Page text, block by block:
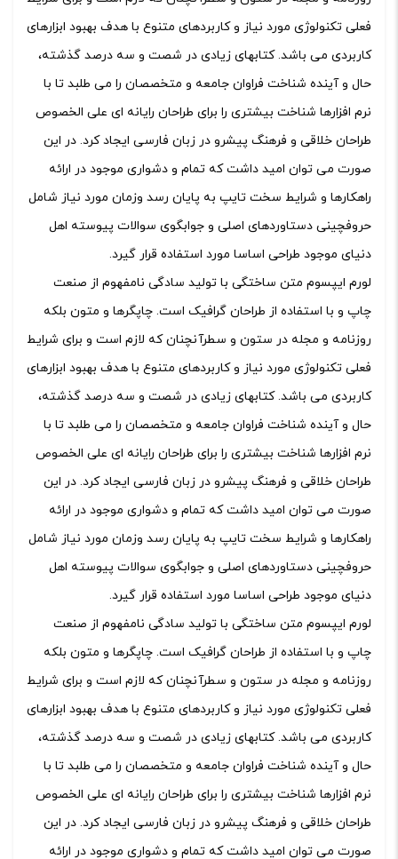
فعلی تکنولوژی مورد نیاز و کاربردهای متنوع با هدف بهبود ابزارهای
کاربردی می باشد. کتابهای زیادی در شصت و سه درصد گذشته،
حال و آینده شناخت فراوان جامعه و متخصصان را می طلبد تا با
نرم افزارها شناخت بیشتری را برای طراحان رایانه ای علی الخصوص
طراحان خلاقی و فرهنگ پیشرو در زبان فارسی ایجاد کرد. در این
صورت می توان امید داشت که تمام و دشواری موجود در ارائه
راهکارها و شرایط سخت تایپ به پایان رسد وزمان مورد نیاز شامل
حروفچینی دستاوردهای اصلی و جوابگوی سوالات پیوسته اهل
دنیای موجود طراحی اساسا مورد استفاده قرار گیرد.
لورم ایپسوم متن ساختگی با تولید سادگی نامفهوم از صنعت
چاپ و با استفاده از طراحان گرافیک است. چاپگرها و متون بلکه
روزنامه و مجله در ستون و سطرآنچنان که لازم است و برای شرایط
فعلی تکنولوژی مورد نیاز و کاربردهای متنوع با هدف بهبود ابزارهای
کاربردی می باشد. کتابهای زیادی در شصت و سه درصد گذشته،
حال و آینده شناخت فراوان جامعه و متخصصان را می طلبد تا با
نرم افزارها شناخت بیشتری را برای طراحان رایانه ای علی الخصوص
طراحان خلاقی و فرهنگ پیشرو در زبان فارسی ایجاد کرد. در این
صورت می توان امید داشت که تمام و دشواری موجود در ارائه
راهکارها و شرایط سخت تایپ به پایان رسد وزمان مورد نیاز شامل
حروفچینی دستاوردهای اصلی و جوابگوی سوالات پیوسته اهل
دنیای موجود طراحی اساسا مورد استفاده قرار گیرد.
لورم ایپسوم متن ساختگی با تولید سادگی نامفهوم از صنعت
چاپ و با استفاده از طراحان گرافیک است. چاپگرها و متون بلکه
روزنامه و مجله در ستون و سطرآنچنان که لازم است و برای شرایط
فعلی تکنولوژی مورد نیاز و کاربردهای متنوع با هدف بهبود ابزارهای
کاربردی می باشد. کتابهای زیادی در شصت و سه درصد گذشته،
حال و آینده شناخت فراوان جامعه و متخصصان را می طلبد تا با
نرم افزارها شناخت بیشتری را برای طراحان رایانه ای علی الخصوص
طراحان خلاقی و فرهنگ پیشرو در زبان فارسی ایجاد کرد. در این
صورت می توان امید داشت که تمام و دشواری موجود در ارائه